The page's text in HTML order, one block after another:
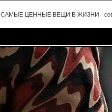
САМЫЕ ЦЕННЫЕ ВЕЩИ В ЖИЗНИ -